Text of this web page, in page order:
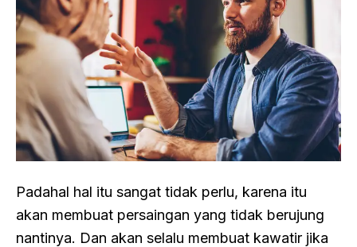
Padahal hal itu sangat tidak perlu, karena itu
akan membuat persaingan yang tidak berujung
nantinya. Dan akan selalu membuat kawatir jika